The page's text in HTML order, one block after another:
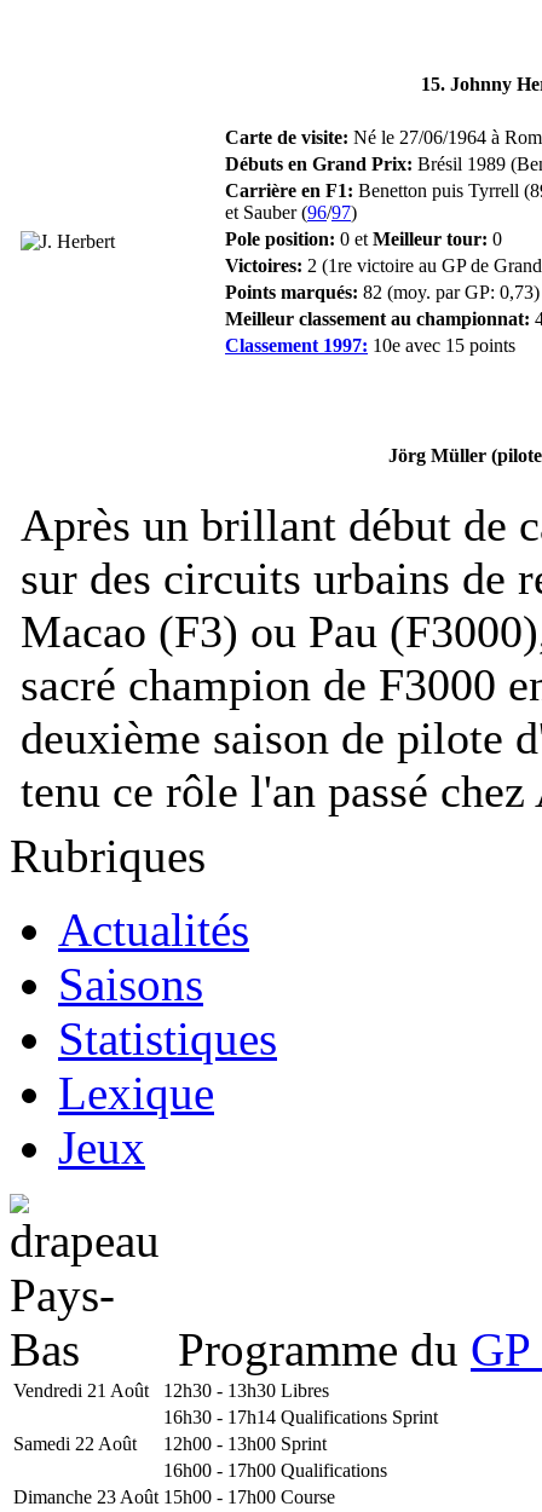
15. Johnny
Carte de visite: Né le 27/06/1964 à
Débuts en Grand Prix: Brésil 1989
Carrière en F1: Benetton puis Tyrrell
et Sauber (96/97)
Pole position: 0 et Meilleur tour: 0
Victoires: 2 (1re victoire au GP de
Points marqués: 82 (moy. par GP: 0,73)
Meilleur classement au championnat:
Classement 1997: 10e avec 15 points
Jörg Müller (pilote
Après un brillant début de
sur des circuits urbains de
Macao (F3) ou Pau
sacré champion de F3000
deuxième saison de pilote
tenu ce rôle l'an passé
Rubriques
Actualités
Saisons
Statistiques
Lexique
Jeux
Programme du
Vendredi 21 Août 12h30 - 13h30 Libres
16h30 - 17h14 Qualifications Sprint
Samedi 22 Août
12h00 - 13h00 Sprint
16h00 - 17h00 Qualifications
Dimanche 23 Août 15h00 - 17h00 Course